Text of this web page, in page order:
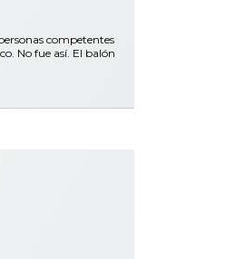
competentes
No fue así. El balón